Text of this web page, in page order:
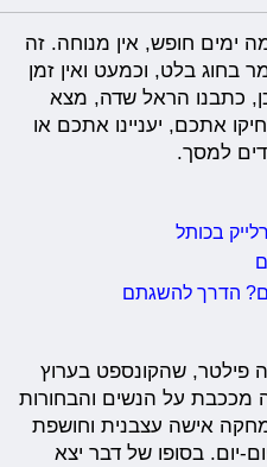
ימים חופש, אין מנוחה. זה
בחוג בלט, וכמעט ואין זמן
כתבנו הראל שדה, מצא
אתכם, יעניינו אתכם או
למסך.
בכותל
הדרך להשגתם
פילטר, שהקונספט בערוץ
מככבת על הנשים והבחורות
מחקה אישה עצבנית וחושפת
יום. בסופו של דבר יצא